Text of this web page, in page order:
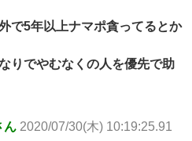
で5年以上ナマポ貪ってるとか
りでやむなくの人を優先で助
ん 2020/07/30(木) 10:19:25.91